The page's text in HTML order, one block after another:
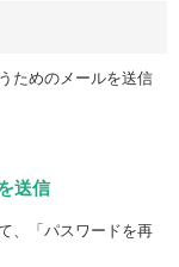
ためのメールを送信
送信
、「パスワードを再